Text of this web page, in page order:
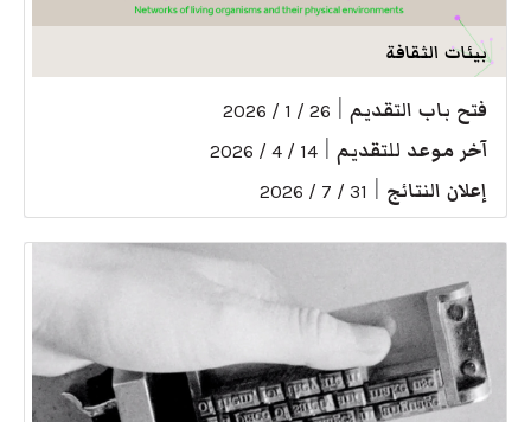
بيئات الثقافة
فتح باب التقديم 26 / 1 / 2026
آخر موعد للتقديم 14 / 4 / 2026
إعلان النتائج 31 / 7 / 2026